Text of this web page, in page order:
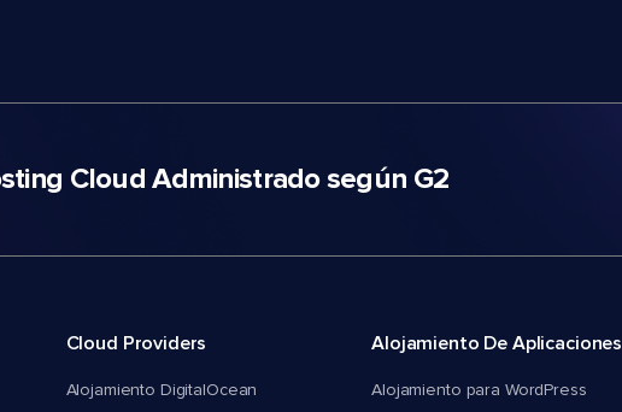
Cloud Administrado según G2
Cloud Providers
Alojamiento DigitalOcean
Alojamiento De Aplicaciones
Alojamiento para WordPress